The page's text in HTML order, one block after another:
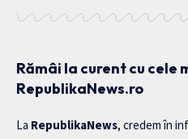
Rămâi la curent cu cele
RepublikaNews.ro
La RepublikaNews, credem în